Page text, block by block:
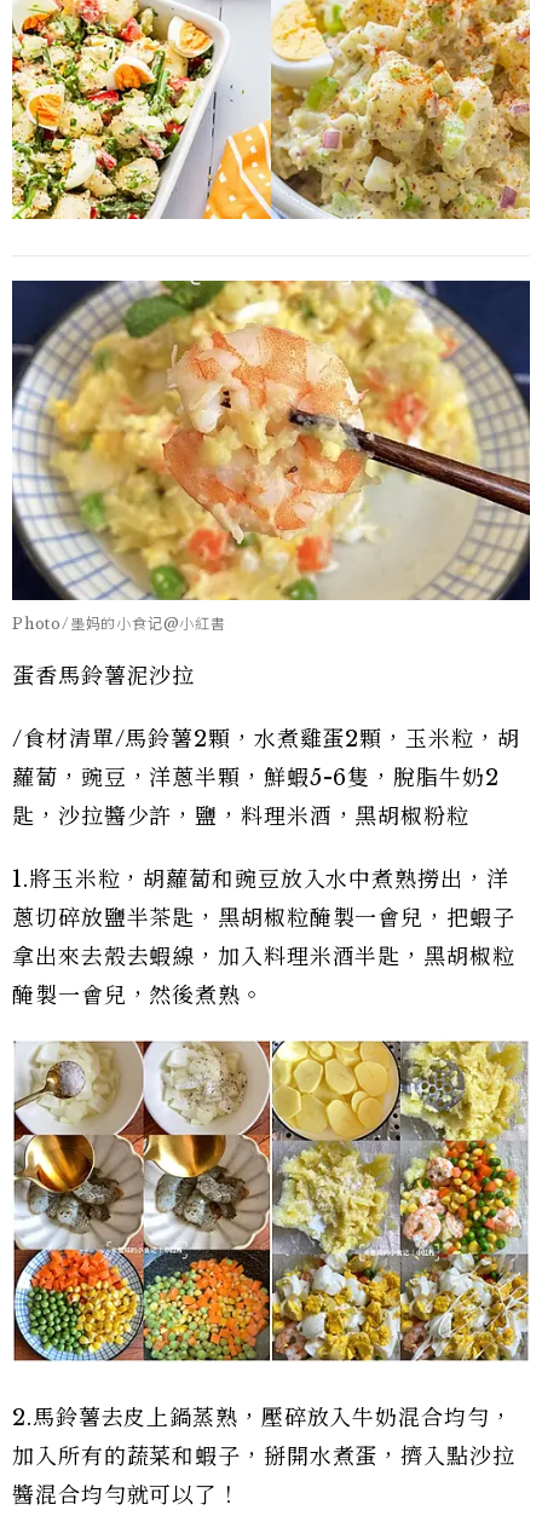
Photo/墨妈的小食记@小紅書
蛋香馬鈴薯泥沙拉
/食材清單/馬鈴薯2顆，水煮雞蛋2顆，玉米粒，胡
蘿蔔，豌豆，洋蔥半顆，鮮蝦5-6隻，脫脂牛奶2
匙，沙拉醬少許，鹽，料理米酒，黑胡椒粉粒
1.將玉米粒，胡蘿蔔和豌豆放入水中煮熟撈出，洋
蔥切碎放鹽半茶匙，黑胡椒粒醃製一會兒，把蝦子
拿出來去殼去蝦線，加入料理米酒半匙，黑胡椒粒
醃製一會兒，然後煮熟。
2.馬鈴薯去皮上鍋蒸熟，壓碎放入牛奶混合均勻，
加入所有的蔬菜和蝦子，掰開水煮蛋，擠入點沙拉
醬混合均勻就可以了！